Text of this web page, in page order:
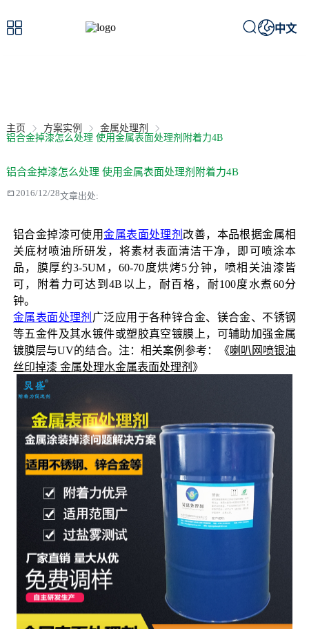
 中文
主页 方案实例
金属处理剂
铝合金掉漆怎么处理 使用金属表面处理剂附着力4B
铝合金掉漆怎么处理 使用金属表面处理剂附着力4B
 2016/12/28文章出处:
铝合金掉漆可使用金属表面处理剂 改善，本品根据金属相
关底材喷油所研发，将素材表面清洁干净，即可喷涂本
品，膜厚约3-5UM，60-70度烘烤5分钟，喷相关油漆皆
可，附着力可达到4B以上，耐百格，耐100度水煮60分
钟。
金属表面处理剂 广泛应用于各种锌合金、镁合金、不锈钢
等五金件及其水镀件或塑胶真空镀膜上，可辅助加强金属
镀膜层与UV的结合。注：相关案例参考：《喇叭网喷银油
丝印掉漆 金属处理水金属表面处理剂 》